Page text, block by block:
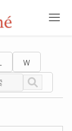
W